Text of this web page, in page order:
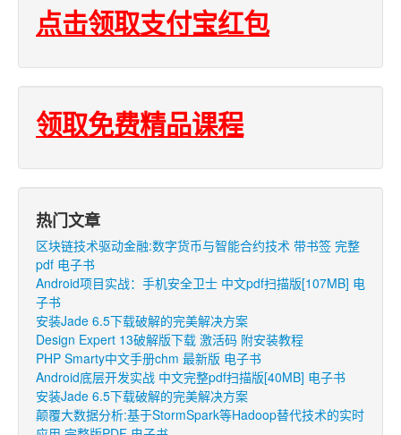
点击领取支付宝红包
领取免费精品课程
热门文章
区块链技术驱动金融:数字货币与智能合约技术 带书签 完整
pdf 电子书
Android项目实战：手机安全卫士 中文pdf扫描版[107MB] 电
子书
安装Jade 6.5下载破解的完美解决方案
Design Expert 13破解版下载 激活码 附安装教程
PHP Smarty中文手册chm 最新版 电子书
Android底层开发实战 中文完整pdf扫描版[40MB] 电子书
安装Jade 6.5下载破解的完美解决方案
颠覆大数据分析:基于StormSpark等Hadoop替代技术的实时